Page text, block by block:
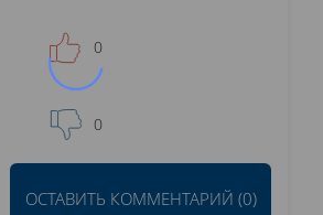
0
0
ОСТАВИТЬ КОММЕНТАРИЙ (0)